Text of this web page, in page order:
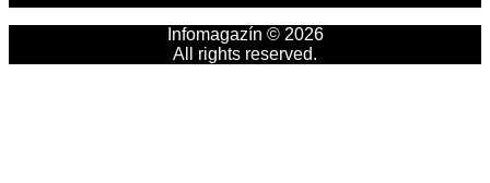
Infomagazín © 2026
All rights reserved.